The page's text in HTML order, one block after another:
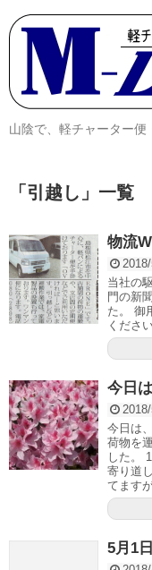
山陰で、軽チャーター便
「 引越し 」 一覧
物流
当社の
門の新
た。 御
ください
今日
2018/
今日は
荷物を
した。
寄り道
てます
5月1